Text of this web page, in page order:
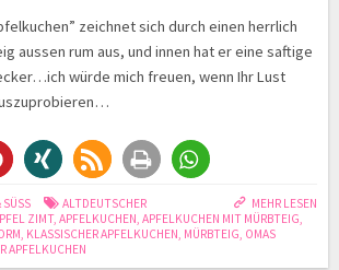
zeichnet sich durch einen herrlich
aussen rum aus, und innen hat er eine saftige
würde mich freuen, wenn Ihr Lust
MEHR LESEN
ALTDEUTSCHER
ZIMT, APFELKUCHEN, APFELKUCHEN MIT MÜRBTEIG,
, KLASSISCHER APFELKUCHEN, MÜRBTEIG, OMAS
APFELKUCHEN